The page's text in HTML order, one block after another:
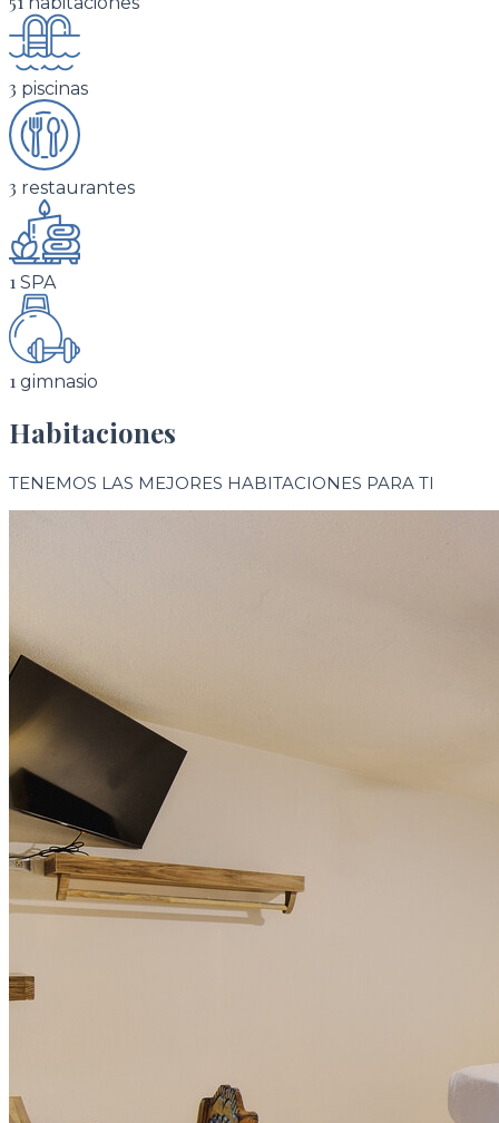
3 piscinas
3 restaurantes
1 SPA
1 gimnasio
Habitaciones
TENEMOS LAS MEJORES HABITACIONES PARA TI